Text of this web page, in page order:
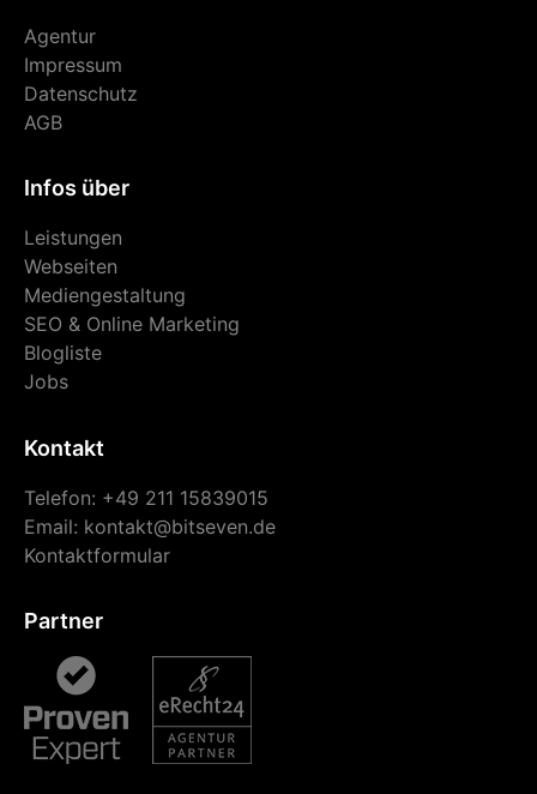
Agentur
Impressum
Datenschutz
AGB
Infos über
Leistungen
Webseiten
Mediengestaltung
SEO & Online Marketing
Blogliste
Jobs
Kontakt
Telefon: +49 211 15839015
Email: kontakt@bitseven.de
Kontaktformular
Partner